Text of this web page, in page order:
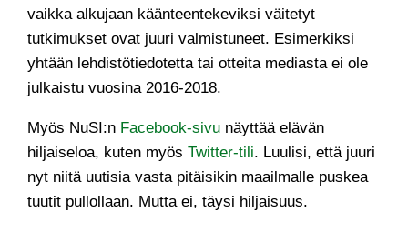
vaikka alkujaan käänteentekeviksi väitetyt
tutkimukset ovat juuri valmistuneet. Esimerkiksi
yhtään lehdistötiedotetta tai otteita mediasta ei ole
julkaistu vuosina 2016-2018.
Myös NuSI:n Facebook-sivunäyttää elävän
hiljaiseloa, kuten myös Twitter-tili. Luulisi, että juuri
nyt niitä uutisia vasta pitäisikin maailmalle puskea
tuutit pullollaan. Mutta ei, täysi hiljaisuus.